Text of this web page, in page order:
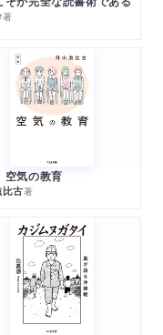
著
気の教育
古著